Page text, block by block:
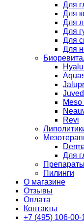
Для
Для
Для
Для
Для
Для
Meso
Revi
Для
Пилинги
О магазине
Отзывы
Оплата
Контакты
+7 (495) 106-00-